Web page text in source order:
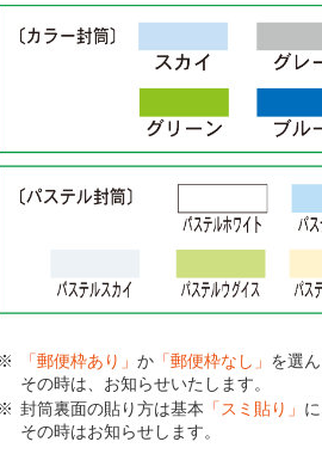
「郵便枠あり」 か 「郵便枠なし」 を選
その時は、お知らせいたします。
封筒裏面の貼り方は基本 「スミ貼り」
その時はお知らせします。